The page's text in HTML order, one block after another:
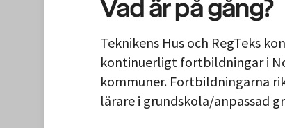
Vad är på gång?
Teknikens Hus och RegTeks
kontinuerligt fortbildningar i
kommuner. Fortbildningarna
lärare i grundskola/anpassad